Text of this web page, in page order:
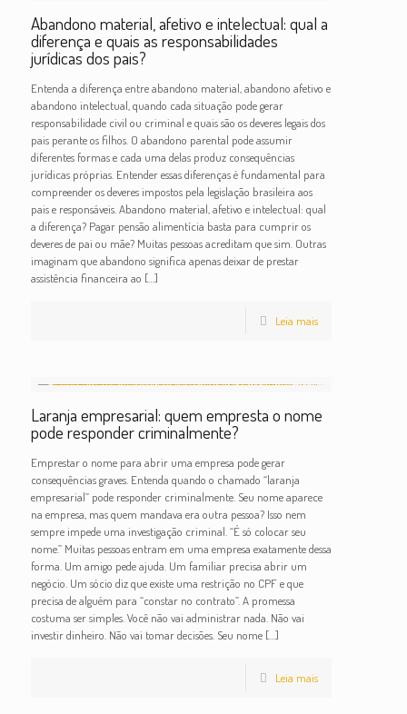
Abandono material, afetivo e intelectual: qual a
diferença e quais as responsabilidades
jurídicas dos pais?
Entenda a diferença entre abandono material, abandono afetivo e
abandono intelectual, quando cada situação pode gerar
responsabilidade civil ou criminal e quais são os deveres legais dos
pais perante os filhos. O abandono parental pode assumir
diferentes formas e cada uma delas produz consequências
jurídicas próprias. Entender essas diferenças é fundamental para
compreender os deveres impostos pela legislação brasileira aos
pais e responsáveis. Abandono material, afetivo e intelectual: qual
a diferença? Pagar pensão alimentícia basta para cumprir os
deveres de pai ou mãe? Muitas pessoas acreditam que sim. Outras
imaginam que abandono significa apenas deixar de prestar
assistência financeira ao […]
Leia mais
Laranja empresarial: quem empresta o nome
pode responder criminalmente?
Emprestar o nome para abrir uma empresa pode gerar
consequências graves. Entenda quando o chamado “laranja
empresarial” pode responder criminalmente. Seu nome aparece
na empresa, mas quem mandava era outra pessoa? Isso nem
sempre impede uma investigação criminal. “É só colocar seu
nome.” Muitas pessoas entram em uma empresa exatamente dessa
forma. Um amigo pede ajuda. Um familiar precisa abrir um
negócio. Um sócio diz que existe uma restrição no CPF e que
precisa de alguém para “constar no contrato”. A promessa
costuma ser simples. Você não vai administrar nada. Não vai
investir dinheiro. Não vai tomar decisões. Seu nome[…]
Leia mais